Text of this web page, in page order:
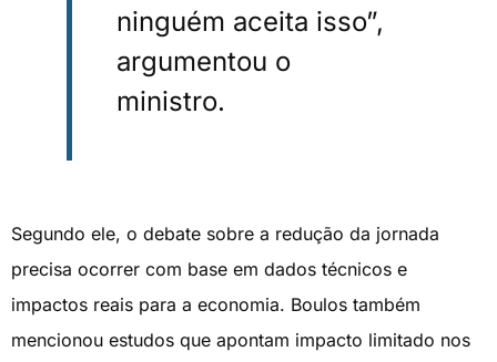
ninguém aceita isso”,
argumentou o
ministro.
Segundo ele, o debate sobre a redução da jornada
precisa ocorrer com base em dados técnicos e
impactos reais para a economia. Boulos também
mencionou estudos que apontam impacto limitado nos